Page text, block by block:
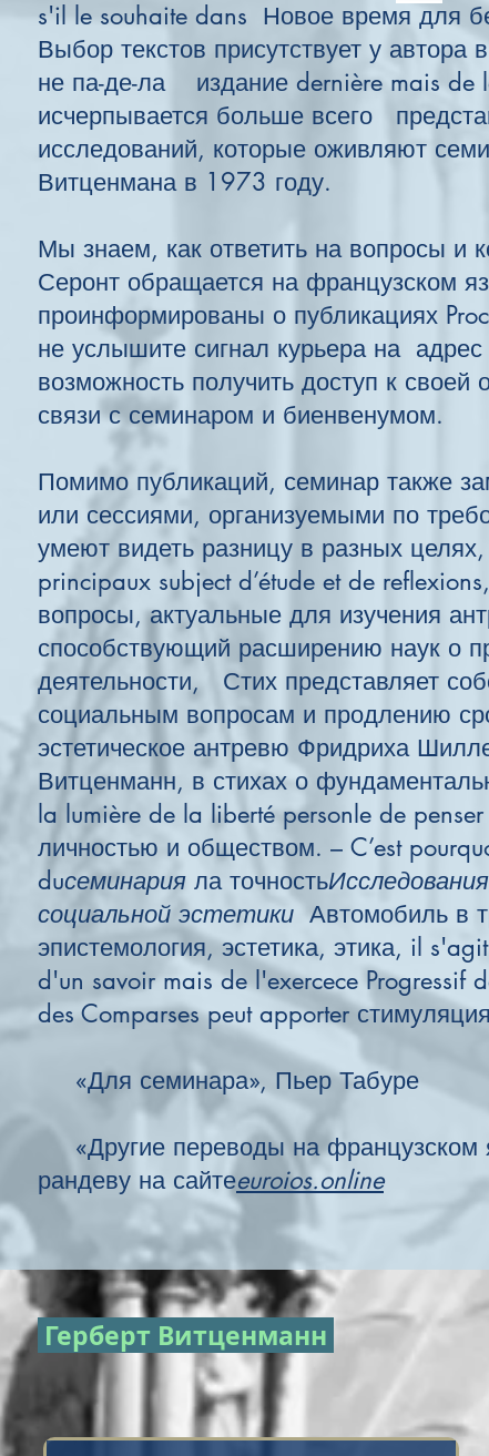
s'il le souhaite dans Новое время для
Выбор текстов присутствует у автора
не па-де-ла издание dernière mais de
исчерпывается больше всего
исследований, которые оживляют
Витценмана в 1973 году.
Мы знаем, как ответить на вопросы и
Серонт обращается на французском
проинформированы о публикациях
не услышите сигнал курьера на адрес
возможность получить доступ к
связи с семинаром и биенвенумом.
Помимо публикаций, семинар также
или сессиями, организуемыми по
умеют видеть разницу в разных
principaux subject d’étude et de
вопросы, актуальные для изучения
способствующий расширению наук о
деятельности, Стих представляет
социальным вопросам и продлению
эстетическое антревю Фридриха
Витценманн, в стихах о
la lumière de la liberté personle de
личностью и обществом. – C’est
duсеминария ла точность
социальной эстетики Автомобиль в
эпистемология, эстетика, этика, il
d'un savoir mais de l'exercece Progressif
des Comparses peut apporter
«Для семинара», Пьер Табуре
«Другие переводы на французском
рандеву на сайтеeuroios.online
Герберт Витценманн